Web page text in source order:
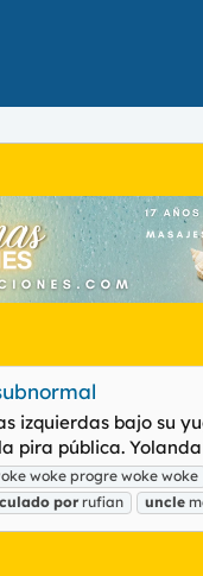
izquierdas bajo su
pira pública.
woke progre woke woke
por rufian uncle